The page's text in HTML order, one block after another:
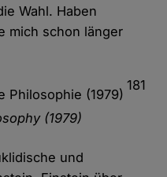
Wahl. Haben
mich schon länger
Philosophie (1979)
181
(1979)
und